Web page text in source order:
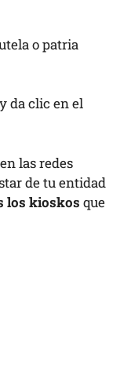
o patria
da clic en el
las redes
de tu entidad
los kioskos que